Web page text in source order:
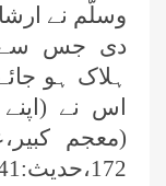
وسلَّم نے
دی جس سے
ہلاک ہو
اس نے
172،حدیث:11541)